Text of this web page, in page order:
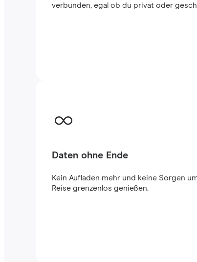
verbunden, egal ob du privat oder
Daten ohne Ende
Kein Aufladen mehr und keine Sorgen
Reise grenzenlos genießen.